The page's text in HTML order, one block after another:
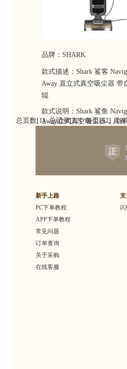
品牌：SHARK
款式描述：Shark 鲨客
Away 直立式真空吸尘器 带
辊
款式说明：Shark 鲨鱼
Away立式真空吸尘器，具
空便携设计，在楼梯上拾
以轻松清洁楼上区域，例
洁切换到温和的地板清洁。
缝隙工具和宽幅内饰工具，
种清洁。电压提示：美国直
用于海外电压环境（110V）
内使用，请购买恰当的电压
者电源变压器，否则可能造
总页数[1] 总记录[22] 每页[52] 当
新手上路
PC下单教程
APP下单教程
常见问题
订单查询
关于采购
在线客服